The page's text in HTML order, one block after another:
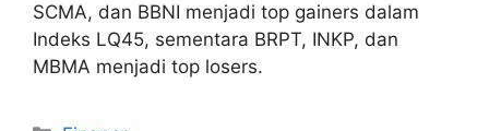
SCMA, dan BBNI menjadi top gainers dalam
Indeks LQ45, sementara BRPT, INKP, dan
MBMA menjadi top losers.